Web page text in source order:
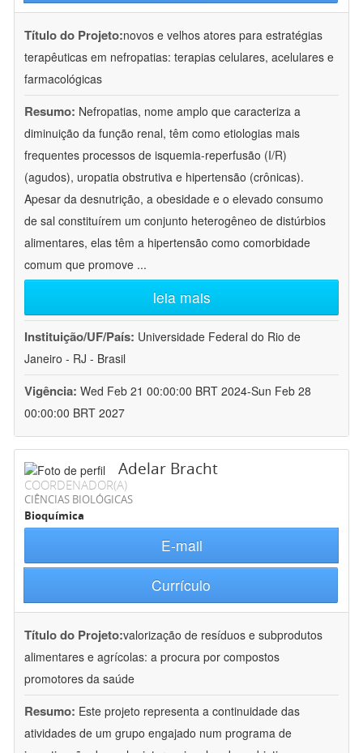
Título do Projeto:novos e velhos atores para estratégias
terapêuticas em nefropatias: terapias celulares, acelulares e
farmacológicas
Resumo: Nefropatias, nome amplo que caracteriza a
diminuição da função renal, têm como etiologias mais
frequentes processos de isquemia-reperfusão (I/R)
(agudos), uropatia obstrutiva e hipertensão (crônicas).
Apesar da desnutrição, a obesidade e o elevado consumo
de sal constituírem um conjunto heterogêneo de distúrbios
alimentares, elas têm a hipertensão como comorbidade
comum que promove ...
leia mais
Instituição/UF/País: Universidade Federal do Rio de
Janeiro - RJ - Brasil
Vigência: Wed Feb 21 00:00:00 BRT 2024-Sun Feb 28
00:00:00 BRT 2027
Adelar Bracht
COORDENADOR(A)
CIÊNCIAS BIOLÓGICAS
Bioquímica
E-mail
Currículo
Título do Projeto:valorização de resíduos e subprodutos
alimentares e agrícolas: a procura por compostos
promotores da saúde
Resumo: Este projeto representa a continuidade das
atividades de um grupo engajado num programa de